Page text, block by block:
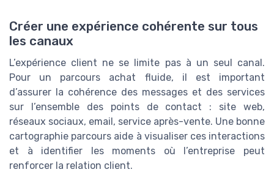
Créer une expérience cohérente sur tous
les canaux
L’expérience client ne se limite pas à un seul canal.
Pour un parcours achat fluide, il est important
d’assurer la cohérence des messages et des services
sur l’ensemble des points de contact : site web,
réseaux sociaux, email, service après-vente. Une bonne
cartographie parcours aide à visualiser ces interactions
et à identifier les moments où l’entreprise peut
renforcer la relation client.